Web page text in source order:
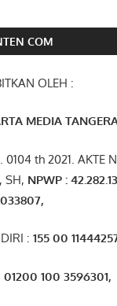
COM
OLEH :
MEDIA
th 2021. AKTE
SH, NPWP : 42. 282 .1
,
: 155 00
01200 100 3596301,